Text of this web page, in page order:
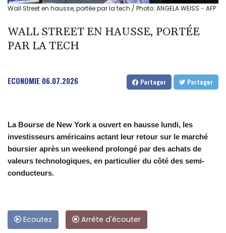
Wall Street en hausse, portée par la tech / Photo: ANGELA WEISS - AFP
WALL STREET EN HAUSSE, PORTÉE
PAR LA TECH
ECONOMIE 06.07.2026 Partager Partager
La Bourse de New York a ouvert en hausse lundi, les
investisseurs américains actant leur retour sur le marché
boursier après un weekend prolongé par des achats de
valeurs technologiques, en particulier du côté des semi-
conducteurs.
Ecoutez Arrête d'écouter